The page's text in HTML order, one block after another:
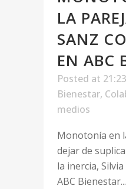
LA
SANZ
EN ABC
Posted at
Bienestar,
medios
Monotonía en
dejar de
la inercia,
ABC Bienestar...